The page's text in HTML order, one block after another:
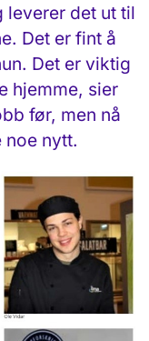
leverer det ut til
Det er fint å
Det er viktig
hjemme, sier
før, men nå
noe nytt.